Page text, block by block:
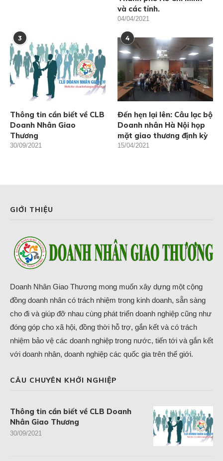
và các tỉnh.
04/04/2021
3
Thông tin cần biết về CLB
Doanh Nhân Giao
Thương
30/09/2021
4
Đến hẹn lại lên: Câu lạc bộ
Doanh nhân Hà Nội họp
mặt giao thương định kỳ
15/04/2021
GIỚI THIỆU
Doanh Nhân Giao Thương mong muốn xây dựng một cộng
đồng doanh nhân có trách nhiệm trong kinh doanh, sẵn sàng
cho đi và giúp đỡ nhau cùng phát triển doanh nghiệp cũng như
đóng góp cho xã hội, đồng thời hỗ trợ, gắn kết và có trách
nhiệm bảo vệ các doanh nghiệp trong nước, tiến tới và gắn kết
với doanh nhân, doanh nghiệp các quốc gia trên thế giới.
CÂU CHUYÊN KHỞI NGHIỆP
Thông tin cần biết về CLB Doanh
Nhân Giao Thương
30/09/2021